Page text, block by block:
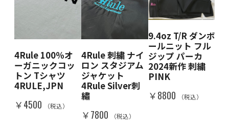
4Rule 100％オ
ーガニックコッ
トン Tシャツ
4RULE,JPN
￥4500 （税込）
4Rule 刺繍 ナイ
ロン スタジアム
ジャケット
4Rule Silver刺
繡
￥7800 （税込）
9.4oz T/R ダンボ
ールニット フル
ジップ パーカ
2024新作 刺繍
PINK
￥8800 （税込）